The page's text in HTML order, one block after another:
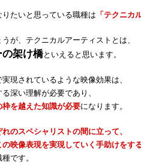
たいと思っている職種は 「テクニカ
が、テクニカルアーティストとは、
架け橋といえると思います。
現されているような映像効果は、
深い理解が必要であり、
を越えた知識が必要になります。
のスペシャリストの間に立って、
映像表現を実現していく手助けをす
です。